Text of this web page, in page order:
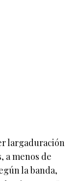
largaduración
a menos de
la banda,